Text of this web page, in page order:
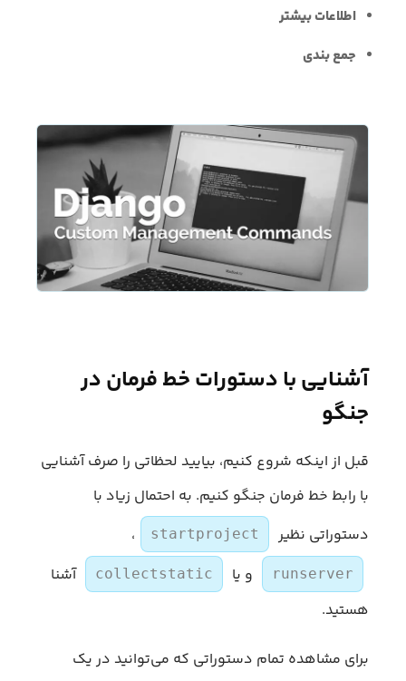
اطلاعات بیشتر
جمع بندی
آشنایی با دستورات خط فرمان در
جنگو
قبل از اینکه شروع کنیم، بیایید لحظاتی را صرف آشنایی
با رابط خط فرمان جنگو کنیم. به احتمال زیاد با
دستوراتی نظیر
startproject ،
runserver و یا collectstatic
آشنا
هستید.
برای مشاهده تمام دستوراتی که می‌توانید در یک